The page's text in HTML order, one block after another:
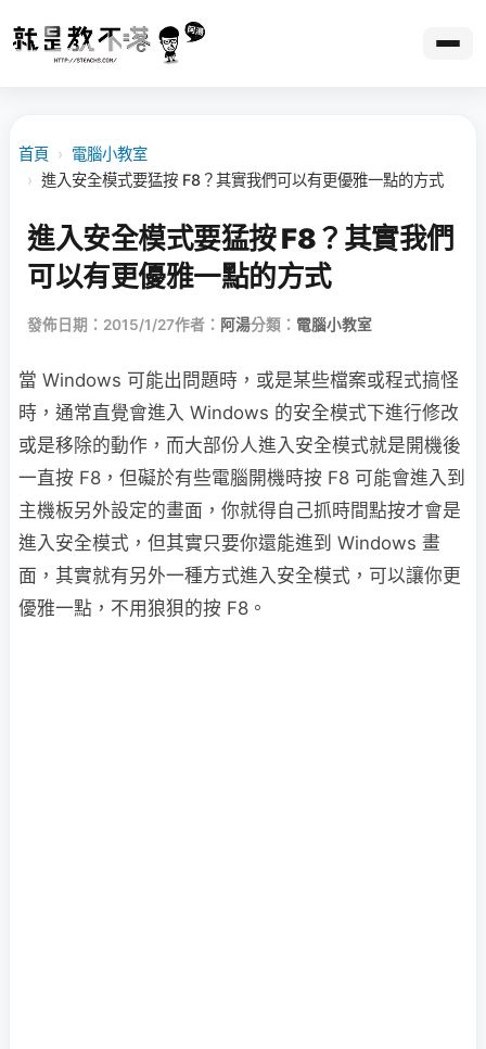
首頁 › 電腦小教室
› 進入安全模式要猛按 F8？其實我們可以有更優雅一點的方式
進入安全模式要猛按 F8？其實我們
可以有更優雅一點的方式
發佈日期：2015/1/27作者： 阿湯分類： 電腦小教室
當 Windows 可能出問題時，或是某些檔案或程式搞怪
時，通常直覺會進入 Windows 的安全模式下進行修改
或是移除的動作，而大部份人進入安全模式就是開機後
一直按 F8，但礙於有些電腦開機時按 F8 可能會進入到
主機板另外設定的畫面，你就得自己抓時間點按才會是
進入安全模式，但其實只要你還能進到 Windows 畫
面，其實就有另外一種方式進入安全模式，可以讓你更
優雅一點，不用狼狽的按 F8。